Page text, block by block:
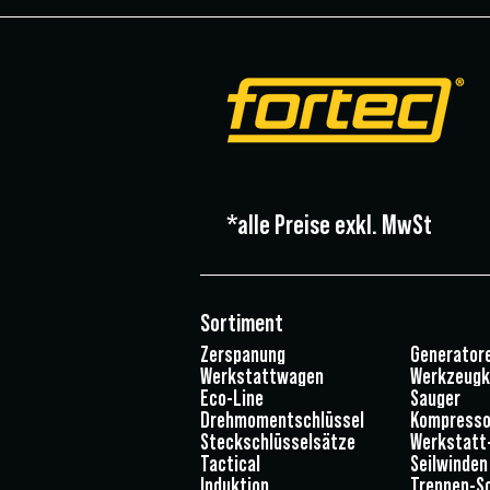
*alle Preise exkl. MwSt
Sortiment
Zerspanung
Werkstattwagen
Eco-Line
Drehmomentschlüssel
Steckschlüsselsätze
Tactical
Induktion
Sauger
Seilwinden
Trennen-